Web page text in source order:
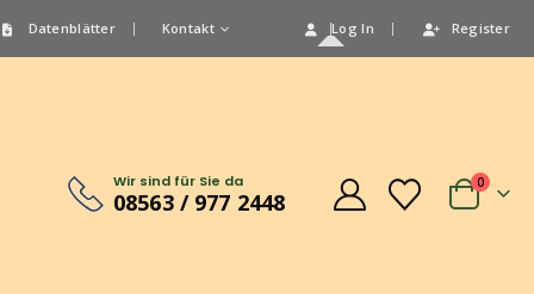
Datenblätter Kontakt Log In Register
Wir sind für Sie da
08563 / 977 2448
0